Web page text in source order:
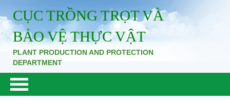
CỤC TRỒNG TRỌT VÀ
BẢO VỆ THỰC VẬT
PLANT PRODUCTION AND PROTECTION
DEPARTMENT